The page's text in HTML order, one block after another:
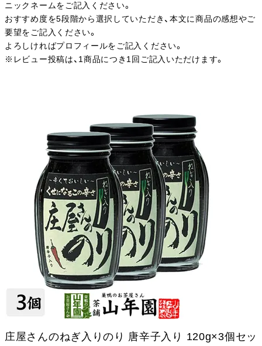
ニックネームをご記入ください。
おすすめ度を5段階から選択していただき、本文に商品の感想やご
要望をご記入ください。
よろしければプロフィールをご記入ください。
※レビュー投稿は、1商品につき1回ご記入いただけます。
庄屋さんのねぎ入りのり 唐辛子入り 120g×3個セッ